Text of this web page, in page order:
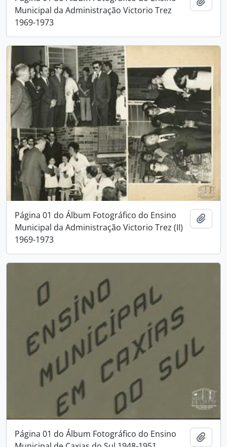
Municipal da Administração Victorio Trez
1969-1973
Página 01 do Álbum Fotográfico do Ensino
Municipal da Administração Victorio Trez (II)
1969-1973
Página 01 do Álbum Fotográfico do Ensino